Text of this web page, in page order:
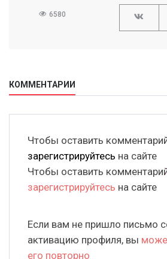
6580
КОММЕНТАРИИ
Чтобы оставить
зарегистрируйтесь на сайте
Чтобы оставить
зарегистрируйтесь на сайте
Если вам не пришло письмо
активацию профиля, вы
его повторно